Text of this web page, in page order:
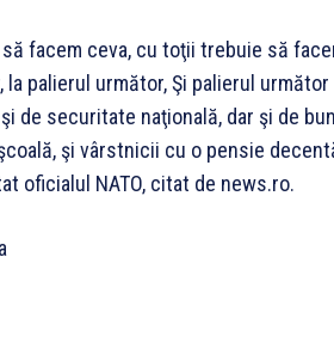
să facem ceva, cu toţii trebuie să
la palierul următor, Şi palierul
de securitate naţională, dar şi de
şi vârstnicii cu o pensie
oficialul NATO, citat de news.ro.